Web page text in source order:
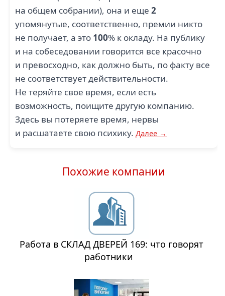
на общем собрании), она и еще 2
упомянутые, соответственно, премии никто
не получает, а это 100% к окладу. На публику
и на собеседовании говорится все красочно
и превосходно, как должно быть, по факту все
не соответствует действительности.
Не теряйте свое время, если есть
возможность, поищите другую компанию.
Здесь вы потеряете время, нервы
и расшатаете свою психику. Далее →
Похожие компании
Работа в СКЛАД ДВЕРЕЙ 169: что говорят
работники